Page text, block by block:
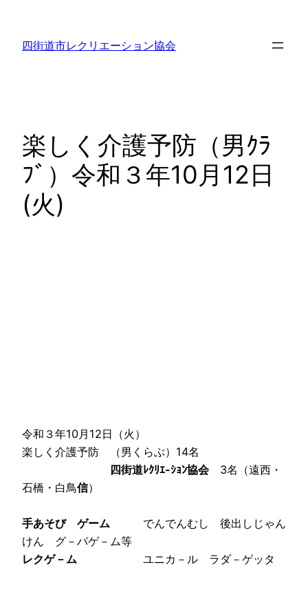
四街道市レクリエーション協会
楽しく介護予防（男ｸﾗ
ﾌﾞ）令和３年10月12日
(火)
令和３年10月12日（火）
楽しく介護予防 （男くらぶ）14名
四街道ﾚｸﾘｴ-ｼｮﾝ協会
3名（遠西・
石橋・白鳥信）
手あそび ゲーム でんでんむし 後出しじゃん
けん グ－パゲ－ム等
レクゲ－ム ユニカ－ル ラダ－ゲッタ